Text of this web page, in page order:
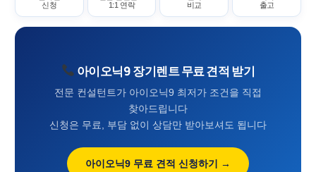
신청
1:1 연락
비교
출고
아이오닉9 장기렌트 무료 견적 받기
전문 컨설턴트가 아이오닉9 최저가 조건을 직접
찾아드립니다
신청은 무료, 부담 없이 상담만 받아보셔도 됩니다
아이오닉9 무료 견적 신청하기 →